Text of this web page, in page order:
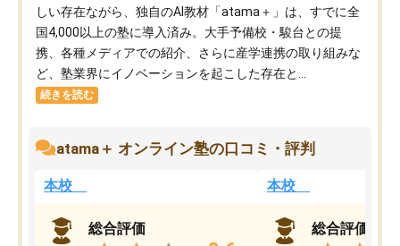
しい存在ながら、独自のAI教材「atama＋」は、すでに全
国4,000以上の塾に導入済み。大手予備校・駿台との提
携、各種メディアでの紹介、さらに産学連携の取り組みな
ど、塾業界にイノベーションを起こした存在と...
続きを読む
atama＋ オンライン塾の口コミ・評判
本校
総合評価
本校
総合評価